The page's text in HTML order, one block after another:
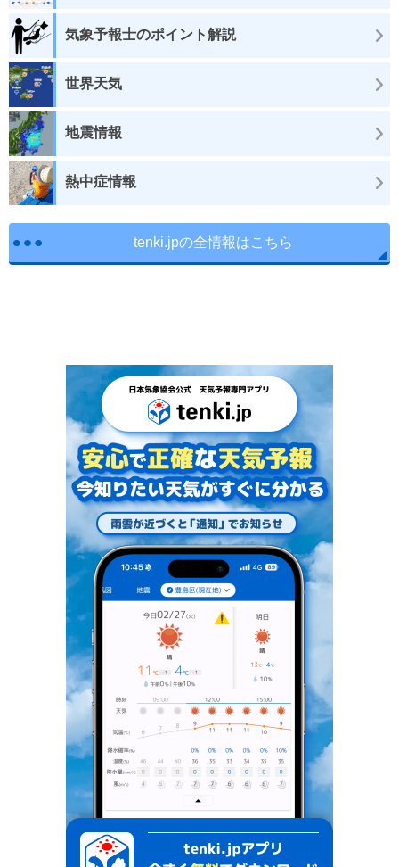
気象予報士のポイント解説
世界天気
地震情報
熱中症情報
tenki.jpの全情報はこちら